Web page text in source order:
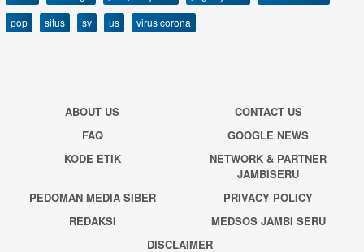
pop
situs sv us virus corona
ABOUT US
CONTACT US
FAQ
GOOGLE NEWS
KODE ETIK
NETWORK & PARTNER
JAMBISERU
PEDOMAN MEDIA SIBER
PRIVACY POLICY
REDAKSI
MEDSOS JAMBI SERU
DISCLAIMER